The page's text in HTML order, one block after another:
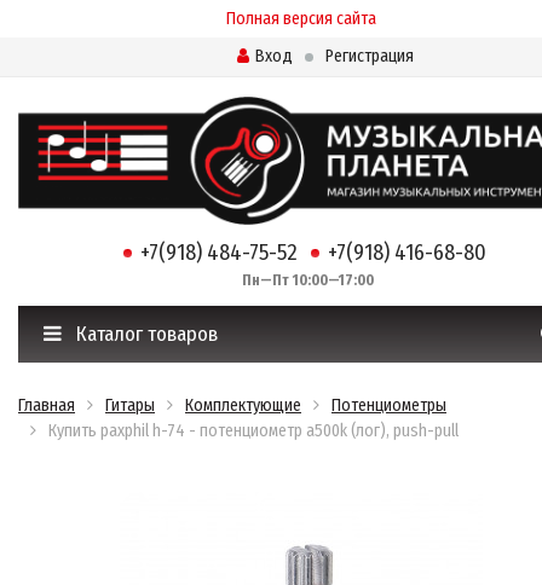
Полная версия сайта
Вход
Регистрация
+7(918) 484-75-52 +7(918) 416-68-80
Пн—Пт 10:00—17:00
Каталог товаров
Главная Гитары Комплектующие
Потенциометры
Купить paxphil h-74 - потенциометр a500k (лог), push-pull